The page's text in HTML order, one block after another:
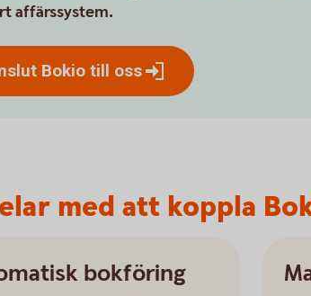
affärssystem.
Bokio till oss
med att koppla
bokföring